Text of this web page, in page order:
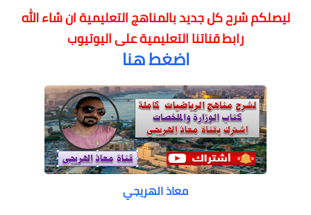
ليصلكم شرح كل جديد بالمناهج التعليميةان شاء الله
رابط قناتنا التعليمية على اليوتيوب
اضغط هنا
معاذ الهريجي